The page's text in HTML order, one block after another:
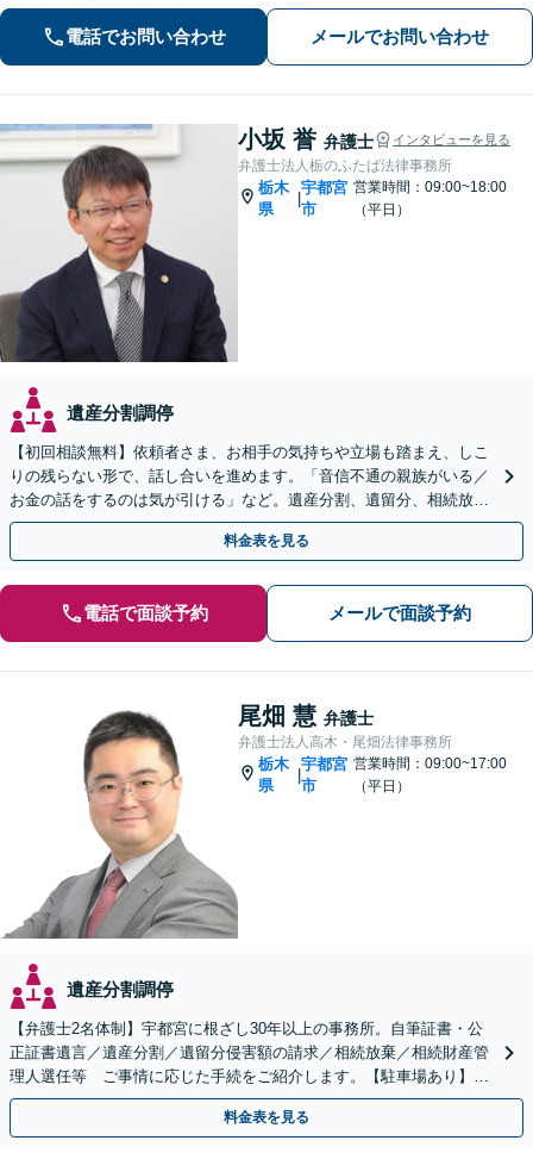
かがいます。一人ではどうにもできな
い、不安やお悩みは、是非、私にゆっ
くりお話しください
電話でお問い合わせ メールでお問い合わせ
小坂 誉 弁護士 インタビューを見る
弁護士法人栃のふたば法律事務所
栃木
県
|
宇都宮
市
営業時間：09:00~18:00
（平日）
遺産分割調停
【初回相談無料】依頼者さま、お相手の気持ちや立場も踏まえ、しこ
りの残らない形で、話し合いを進めます。「音信不通の親族がいる／
お金の話をするのは気が引ける」など。遺産分割、遺留分、相続放
棄、使い込みなど、お気軽にご相談ください【完全個室】
料金表を見る
電話で面談予約 メールで面談予約
尾畑 慧 弁護士
弁護士法人高木・尾畑法律事務所
栃木
県
|
宇都宮
市
営業時間：09:00~17:00
（平日）
遺産分割調停
【弁護士2名体制】宇都宮に根ざし30年以上の事務所。自筆証書・公
正証書遺言／遺産分割／遺留分侵害額の請求／相続放棄／相続財産管
理人選任等 ご事情に応じた手続をご紹介します。【駐車場あり】
【当日・夜間・休日対応】
料金表を見る